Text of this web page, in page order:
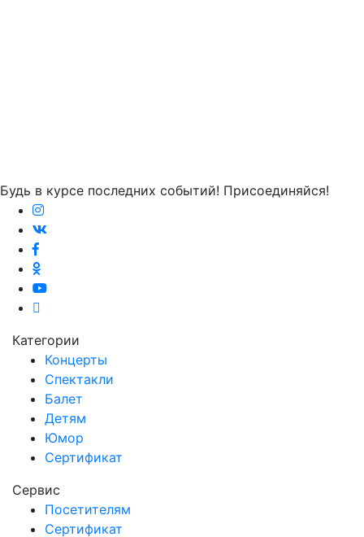
Будь в курсе последних событий! Присоединяйся!
Категории
Концерты
Спектакли
Балет
Детям
Юмор
Сертификат
Сервис
Посетителям
Сертификат